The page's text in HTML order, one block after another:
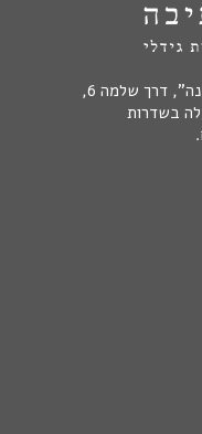
סטודיו סדנאות הבית נמצא ב"עדנה", דרך שלמה 6,
בשדרות